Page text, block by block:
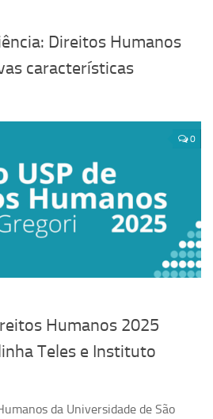
Direitos Humanos
características
0
Humanos 2025
Teles e Instituto
da Universidade de São